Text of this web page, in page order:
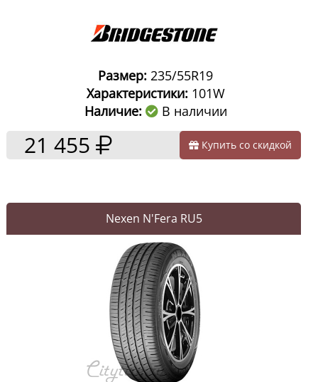
Размер: 235/55R19
Характеристики:101W
Наличие:
В наличии
21 455 Купить со скидкой
Nexen N'Fera RU5